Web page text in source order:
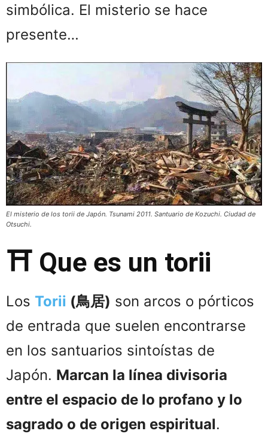
simbólica. El misterio se hace
presente…
El misterio de los torii de Japón. Tsunami 2011. Santuario de Kozuchi. Ciudad de
Otsuchi.
⛩️ Que es un torii
Los Torii (鳥居) son arcos o pórticos
de entrada que suelen encontrarse
en los santuarios sintoístas de
Japón. Marcan la línea divisoria
entre el espacio de lo profano y lo
sagrado o de origen espiritual.